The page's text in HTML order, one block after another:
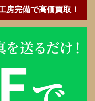
房完備で高価買取！